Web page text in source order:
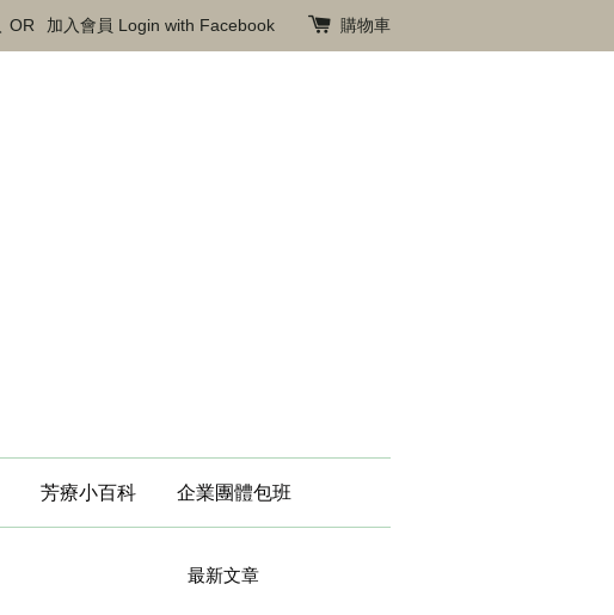
OR 加入會員 Login with Facebook 購物車
芳療小百科 企業團體包班
最新文章